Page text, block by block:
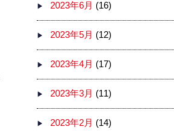
2023年6月 (16)
2023年5月 (12)
2023年4月 (17)
2023年3月 (11)
2023年2月 (14)